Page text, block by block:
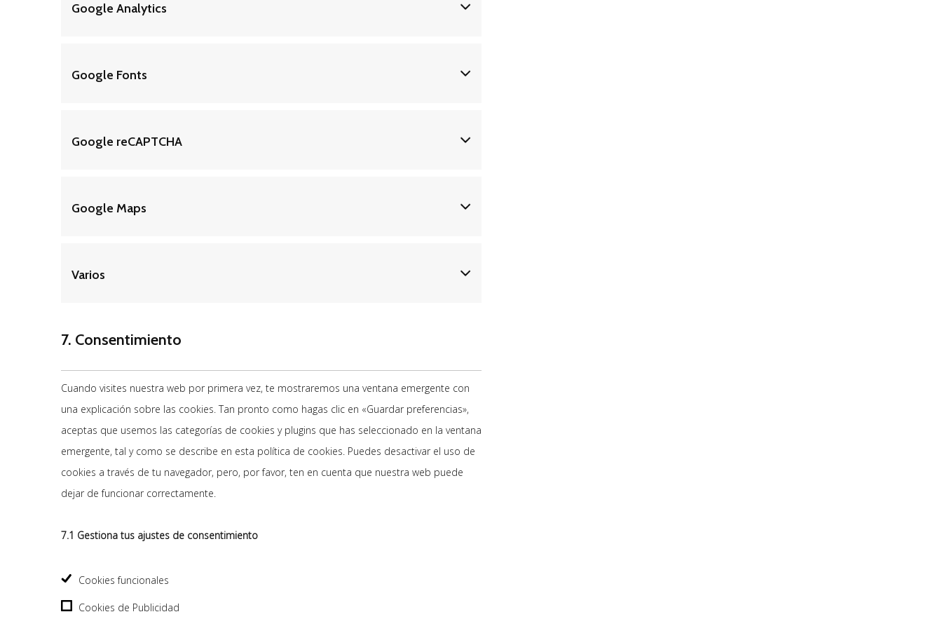
Google Analytics
Google Fonts
Google reCAPTCHA
Google Maps
Varios
7. Consentimiento
Cuando visites nuestra web por primera vez, te mostraremos una ventana emergente con
una explicación sobre las cookies. Tan pronto como hagas clic en «Guardar preferencias»,
aceptas que usemos las categorías de cookies y plugins que has seleccionado en la ventana
emergente, tal y como se describe en esta política de cookies. Puedes desactivar el uso de
cookies a través de tu navegador, pero, por favor, ten en cuenta que nuestra web puede
dejar de funcionar correctamente.
7.1 Gestiona tus ajustes de consentimiento
Cookies funcionales
Cookies de Publicidad